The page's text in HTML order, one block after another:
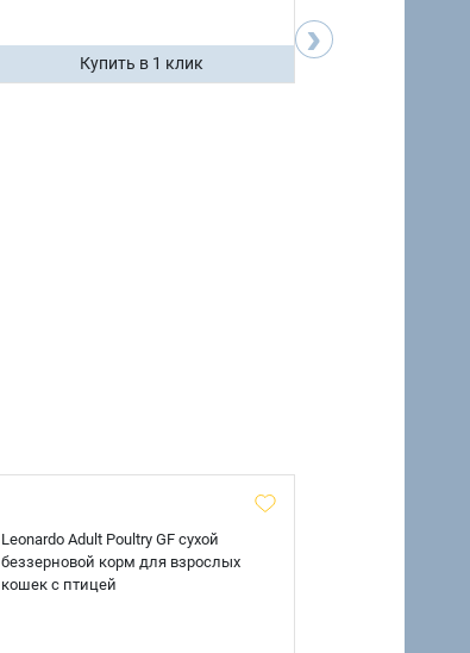
Купить в 1 клик ›
Leonardo Adult Poultry GF сухой
беззерновой корм для взрослых
кошек с птицей